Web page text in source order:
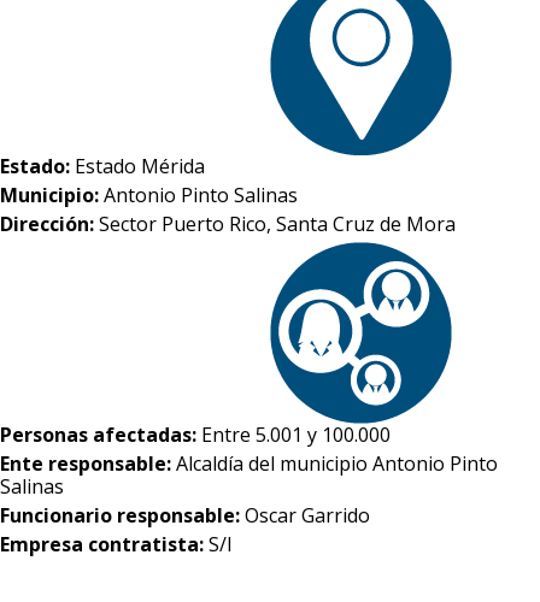
Estado: Estado Mérida
Municipio:Antonio Pinto Salinas
Dirección:Sector Puerto Rico, Santa Cruz de Mora
Personas afectadas: Entre 5.001 y 100.000
Ente responsable:Alcaldía del municipio Antonio Pinto
Salinas
Funcionario responsable:Oscar Garrido
Empresa contratista:S/I